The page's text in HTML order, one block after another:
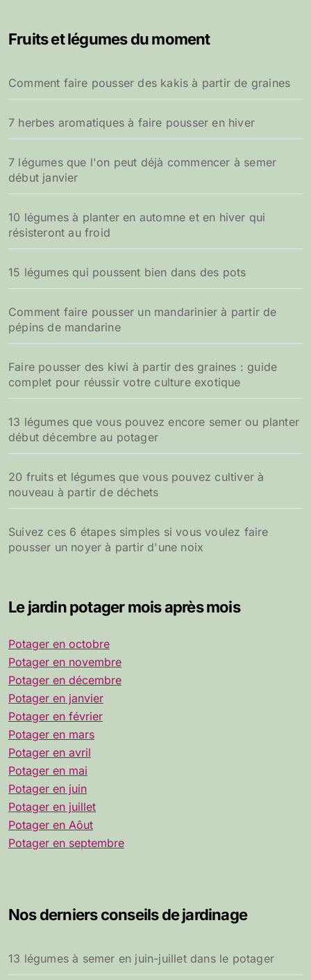
r
e
r
:
Fruits et légumes du moment
Comment faire pousser des kakis à partir de graines
7 herbes aromatiques à faire pousser en hiver
7 légumes que l'on peut déjà commencer à semer
début janvier
10 légumes à planter en automne et en hiver qui
résisteront au froid
15 légumes qui poussent bien dans des pots
Comment faire pousser un mandarinier à partir de
pépins de mandarine
Faire pousser des kiwi à partir des graines : guide
complet pour réussir votre culture exotique
13 légumes que vous pouvez encore semer ou planter
début décembre au potager
20 fruits et légumes que vous pouvez cultiver à
nouveau à partir de déchets
Suivez ces 6 étapes simples si vous voulez faire
pousser un noyer à partir d'une noix
Le jardin potager mois après mois
Potager en octobre
Potager en novembre
Potager en décembre
Potager en janvier
Potager en février
Potager en mars
Potager en avril
Potager en mai
Potager en juin
Potager en juillet
Potager en Aôut
Potager en septembre
Nos derniers conseils de jardinage
13 légumes à semer en juin-juillet dans le potager